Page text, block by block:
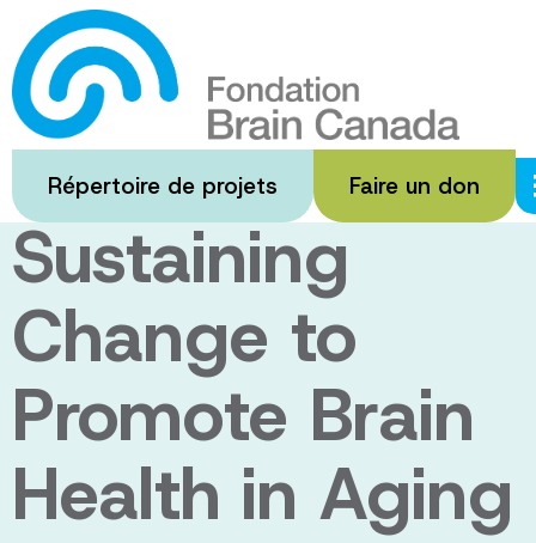
Passer
au
contenu
principal
Répertoire de projets Faire un don
Changing
Behaviour and
Sustaining
Change to
Promote Brain
Health in Aging